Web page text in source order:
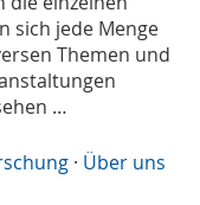
sich jede Menge
Themen und
…
· Über uns